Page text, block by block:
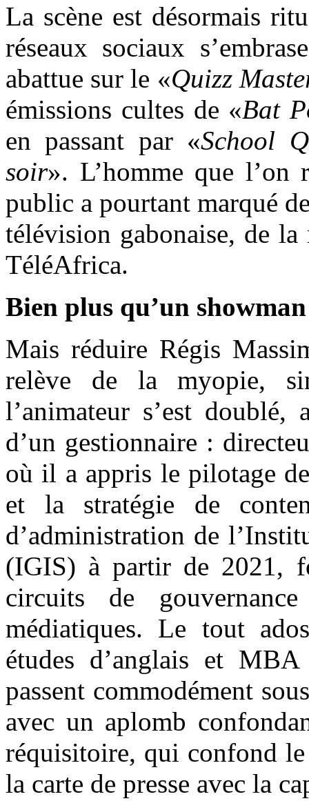
La scène est désormais
réseaux sociaux
abattue sur le «Quizz
émissions cultes de «Bat
en passant par «School
soir». L’homme que l’on
public a pourtant marqué
télévision gabonaise, de
TéléAfrica.
Bien plus qu’un showman
Mais réduire Régis
relève de la myopie,
l’animateur s’est
d’un gestionnaire :
où il a appris le pilotage
et la stratégie de
d’administration de
(IGIS) à partir de 2021,
circuits de
médiatiques. Le tout
études d’anglais et
passent commodément
avec un aplomb
réquisitoire, qui confond
la carte de presse avec la